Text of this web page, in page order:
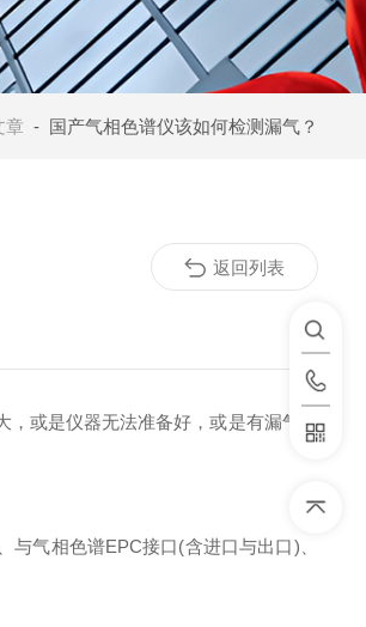
章 - 国产气相色谱仪该如何检测漏气？
，或是仪器无法准备好，或是有漏气报
气相色谱EPC接口(含进口与出口)、
返回列表